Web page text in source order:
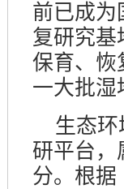
前已成为
复研究基
保育、恢
一大批湿
生态
研平台，
分。根据